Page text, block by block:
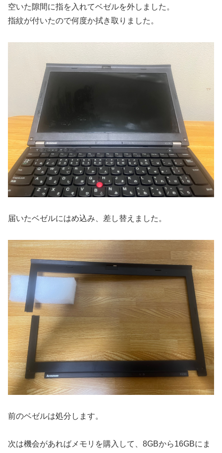
空いた隙間に指を入れてベゼルを外しました。
指紋が付いたので何度か拭き取りました。
届いたベゼルにはめ込み、差し替えました。
前のベゼルは処分します。
次は機会があればメモリを購入して、8GBから16GBにま